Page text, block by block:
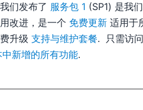
们发布了 服务包 1 (SP1) 是我
改进，是一个 免费更新 适用于
升级支持与维护套餐. 只需访
中新增的所有功能.